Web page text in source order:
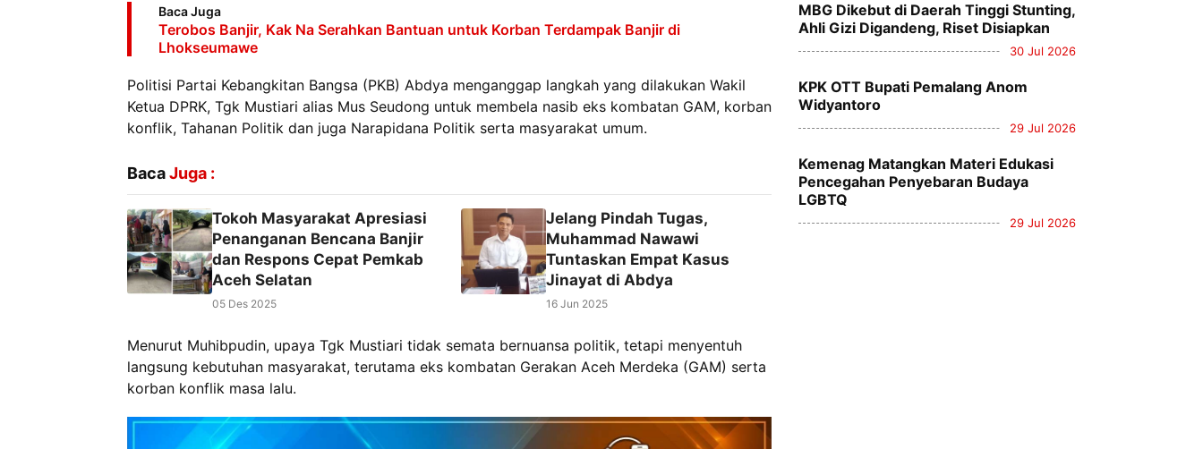
Baca Juga
Terobos Banjir, Kak Na Serahkan Bantuan untuk Korban Terdampak Banjir di
Lhokseumawe
Politisi Partai Kebangkitan Bangsa (PKB) Abdya menganggap langkah yang dilakukan Wakil
Ketua DPRK, Tgk Mustiari alias Mus Seudong untuk membela nasib eks kombatan GAM, korban
konflik, Tahanan Politik dan juga Narapidana Politik serta masyarakat umum.
BacaJuga :
Tokoh Masyarakat Apresiasi
Penanganan Bencana Banjir
dan Respons Cepat Pemkab
Aceh Selatan
05 Des 2025
Jelang Pindah Tugas,
Muhammad Nawawi
Tuntaskan Empat Kasus
Jinayat di Abdya
16 Jun 2025
Menurut Muhibpudin, upaya Tgk Mustiari tidak semata bernuansa politik, tetapi menyentuh
langsung kebutuhan masyarakat, terutama eks kombatan Gerakan Aceh Merdeka (GAM) serta
korban konflik masa lalu.
MBG Dikebut di Daerah Tinggi Stunting,
Ahli Gizi Digandeng, Riset Disiapkan
30 Jul 2026
KPK OTT Bupati Pemalang Anom
Widyantoro
29 Jul 2026
Kemenag Matangkan Materi Edukasi
Pencegahan Penyebaran Budaya
LGBTQ
29 Jul 2026